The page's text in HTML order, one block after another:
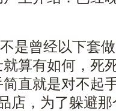
是曾经以下套
算有如何，死
直就是对不起
店，为了躲避